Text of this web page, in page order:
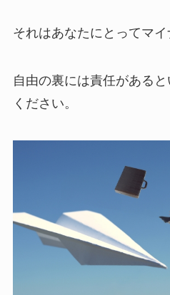
それはあなたにとってマイ
自由の裏には責任がある
ください。